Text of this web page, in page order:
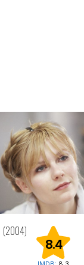
8.4
(2004)